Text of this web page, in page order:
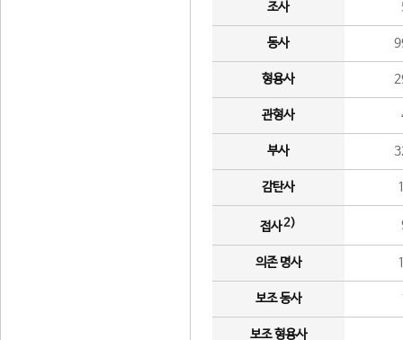
조사
동사
형용사
관형사
부사
감탄사
접사2)
의존 명사
보조 동사
보조 형용사